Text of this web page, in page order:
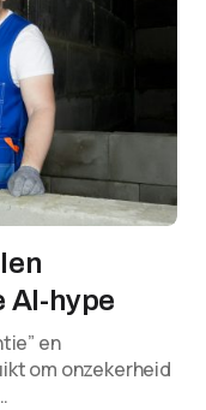
AI-hype
en
om onzekerheid